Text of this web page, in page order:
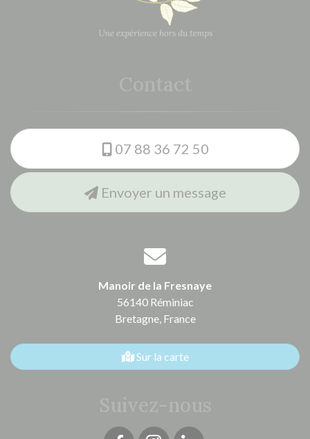
07 88 36 72 50
Envoyer un message
Manoir de la Fresnaye
56140 Réminiac
Bretagne, France
Sur la carte